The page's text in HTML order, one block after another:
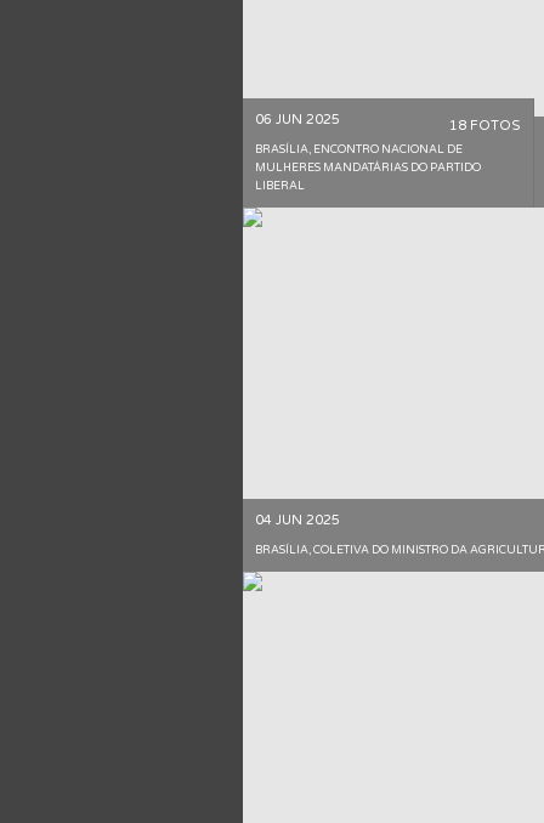
06 JUN 2025
BRASÍLIA, ENCONTRO NACIONAL DE
MULHERES MANDATÁRIAS DO PARTIDO
LIBERAL
18 FOTOS
04 JUN 2025
BRASÍLIA, COLETIVA DO MINISTRO DA